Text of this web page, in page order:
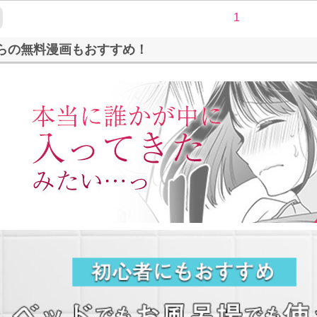
1
の無料漫画もおすすめ！